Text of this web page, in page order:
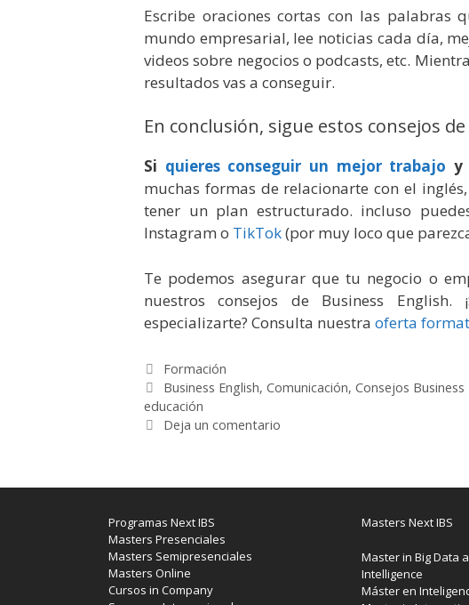
Escribe oraciones cortas con las palabras
mundo empresarial, lee noticias cada día,
videos sobre negocios o podcasts, etc.
resultados vas a conseguir.
En conclusión, sigue estos consejos
Si quieres conseguir un mejor trabajo y
muchas formas de relacionarte con el
tener un plan estructurado. incluso
Instagram o TikTok(por muy loco que
Te podemos asegurar que tu negocio o
nuestros consejos de Business English.
especializarte? Consulta nuestra oferta
Categorías
Formación
Etiquetas
Business English, Comunicación, Consejos Business
educación
Deja un comentario
Programas Next IBS
Masters Presenciales
Masters Semipresenciales
Masters Online
Cursos in Company
Masters Next IBS
Master in Big Data
Intelligence
Máster en